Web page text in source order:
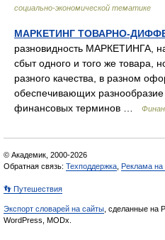
социально-экономической тематике
МАРКЕТИНГ ТОВАРНО-
разновидность МАРКЕТИНГА,
сбыт одного и того же товара,
разного качества, в разном
обеспечивающих
финансовых терминов …
© Академик, 2000-2026
Обратная связь: Техподдержка Реклама на
👣 Путешествия
Экспорт словарей на сайты , сделанные на
WordPress, MODx.